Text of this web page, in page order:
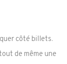
côté billets.
de même une